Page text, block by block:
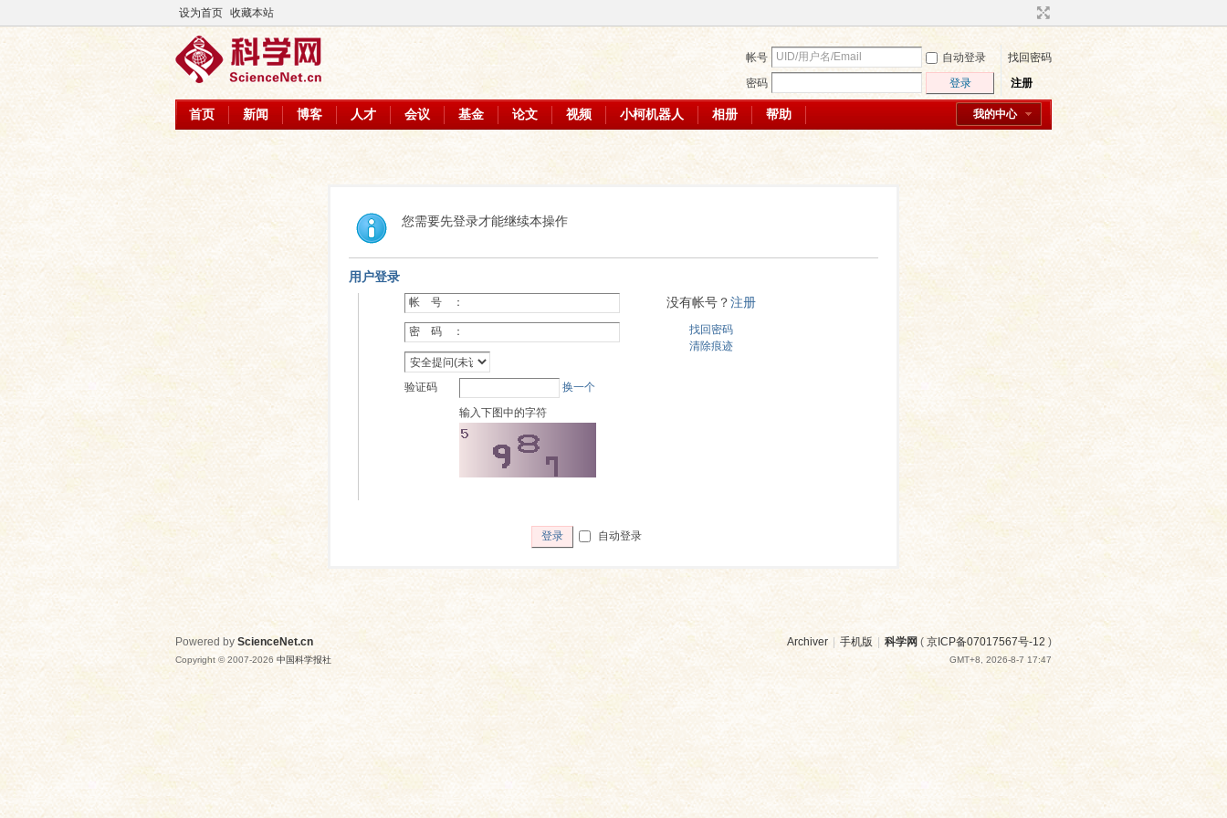
设为首页 收藏本站
帐号 自动登录
找回密码
密码
登录 注册
我的中心
首页 新闻 博客 人才 会议 基金 论文 视频 小柯机器人 相册 帮助
您需要先登录才能继续本操作
用户登录
帐 号 ：
密 码 ：
验证码
换一个
输入下图中的字符
没有帐号？注册
找回密码
清除痕迹
登录 自动登录
Archiver | 手机版 | 科学网 ( 京ICP备07017567号-12 )
GMT+8, 2026-8-7 17:47
Powered by ScienceNet.cn
Copyright © 2007-2026 中国科学报社